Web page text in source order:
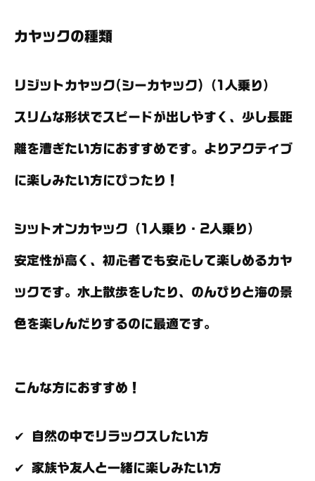
カヤックの種類
リジットカヤック(シーカヤック)（1人乗り）
スリムな形状でスピードが出しやすく、少し長距
離を漕ぎたい方におすすめです。よりアクティブ
に楽しみたい方にぴったり！
シットオンカヤック（1人乗り・2人乗り）
安定性が高く、初心者でも安心して楽しめるカヤ
ックです。水上散歩をしたり、のんびりと海の景
色を楽しんだりするのに最適です。
こんな方におすすめ！
✔ 自然の中でリラックスしたい方
✔ 家族や友人と一緒に楽しみたい方